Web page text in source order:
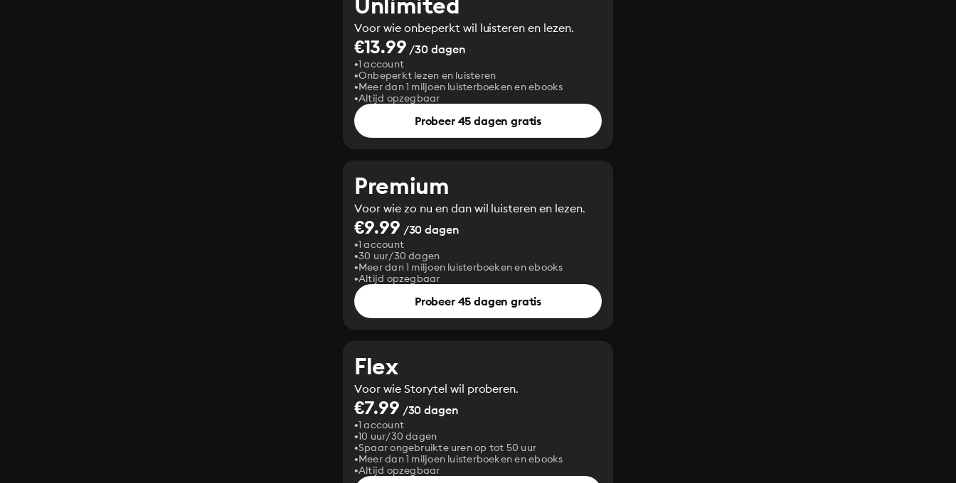
Voor wie onbeperkt wil luisteren en lezen.
€13.99 /30 dagen
1 account
Onbeperkt lezen en luisteren
Meer dan 1 miljoen luisterboeken en ebooks
Altijd opzegbaar
Probeer 45 dagen gratis
Premium
Voor wie zo nu en dan wil luisteren en lezen.
€9.99 /30 dagen
1 account
30 uur/30 dagen
Meer dan 1 miljoen luisterboeken en ebooks
Altijd opzegbaar
Probeer 45 dagen gratis
Flex
Voor wie Storytel wil proberen.
€7.99 /30 dagen
1 account
10 uur/30 dagen
Spaar ongebruikte uren op tot 50 uur
Meer dan 1 miljoen luisterboeken en ebooks
Altijd opzegbaar